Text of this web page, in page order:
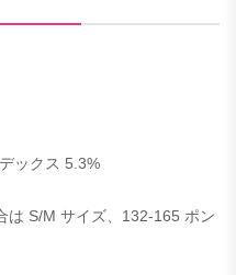
デックス 5.3%
は S/M サイズ、132-165 ポン